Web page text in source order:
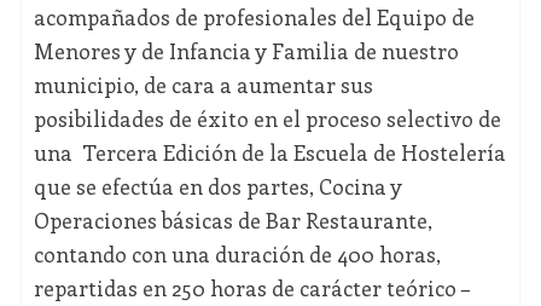
acompañados de profesionales del Equipo de
Menores y de Infancia y Familia de nuestro
municipio, de cara a aumentar sus
posibilidades de éxito en el proceso selectivo de
una Tercera Edición de la Escuela de Hostelería
que se efectúa en dos partes, Cocina y
Operaciones básicas de Bar Restaurante,
contando con una duración de 400 horas,
repartidas en 250 horas de carácter teórico –